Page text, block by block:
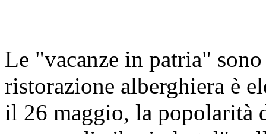
Le "vacanze in patria"
ristorazione alberghiera è
il 26 maggio, la popolarità